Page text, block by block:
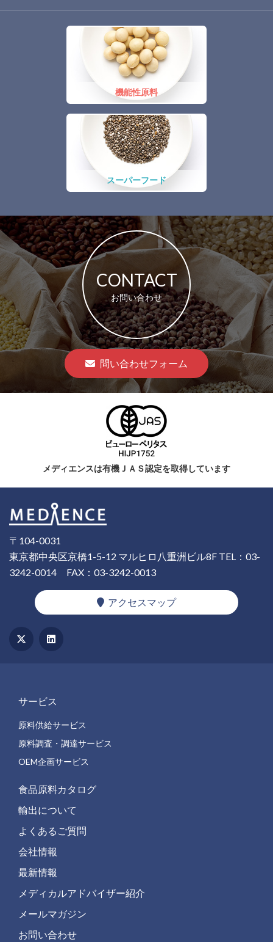
機能性原料
スーパーフード
CONTACT
お問い合わせ
問い合わせフォーム
メディエンスは有機ＪＡＳ認定を取得しています
〒104-0031
東京都中央区京橋1-5-12 マルヒロ八重洲ビル8F TEL：03-
3242-0014 FAX：03-3242-0013
アクセスマップ
サービス
原料供給サービス
原料調査・調達サービス
OEM企画サービス
食品原料カタログ
輸出について
よくあるご質問
会社情報
最新情報
メディカルアドバイザー紹介
メールマガジン
お問い合わせ